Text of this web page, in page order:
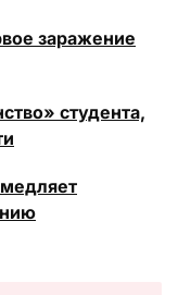
заражение
студента,